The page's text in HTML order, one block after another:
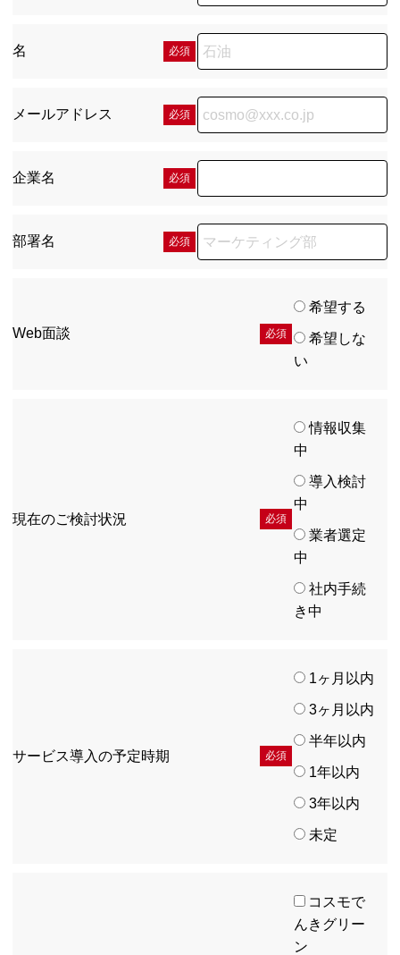
名 必須
メールアドレス 必須
企業名 必須
部署名 必須
Web面談 必須
希望する
希望しな
い
現在のご検討状況 必須
情報収集
中
導入検討
中
業者選定
中
社内手続
き中
サービス導入の予定時期 必須
1ヶ月以内
3ヶ月以内
半年以内
1年以内
3年以内
未定
コスモで
んきグリー
ン